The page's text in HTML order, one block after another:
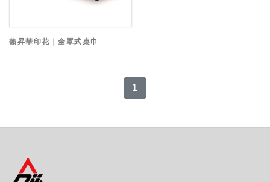
熱昇華印花｜全罩式桌巾
1